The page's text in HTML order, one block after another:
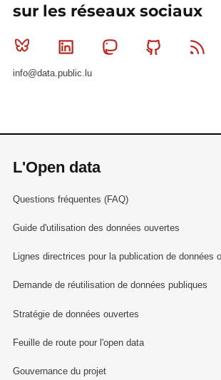
sur les réseaux sociaux
Bluesky Linkedin MastodonGithub
info@data.public.lu
L'Open data
Questions fréquentes (FAQ)
Guide d'utilisation des données ouvertes
Lignes directrices pour la publication de données
Demande de réutilisation de données publiques
Stratégie de données ouvertes
Feuille de route pour l'open data
Gouvernance du projet